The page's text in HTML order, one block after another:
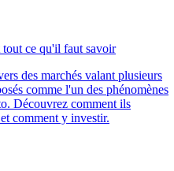
ce qu'il faut savoir
des marchés valant plusieurs
comme l'un des phénomènes
Découvrez comment ils
comment y investir.